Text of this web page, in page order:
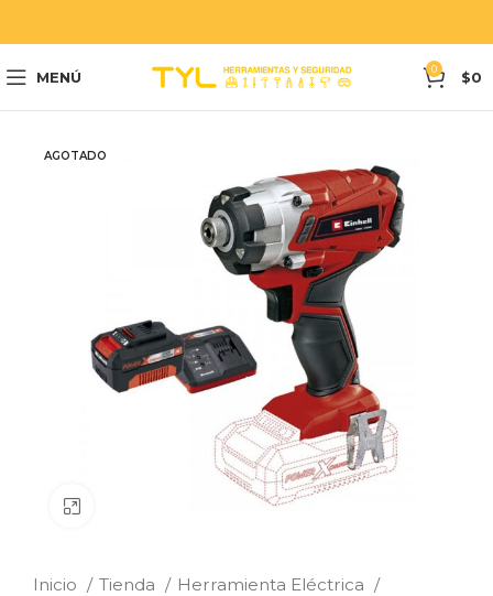
MENÚ 0 $0
AGOTADO
Inicio Tienda
Herramienta Eléctrica